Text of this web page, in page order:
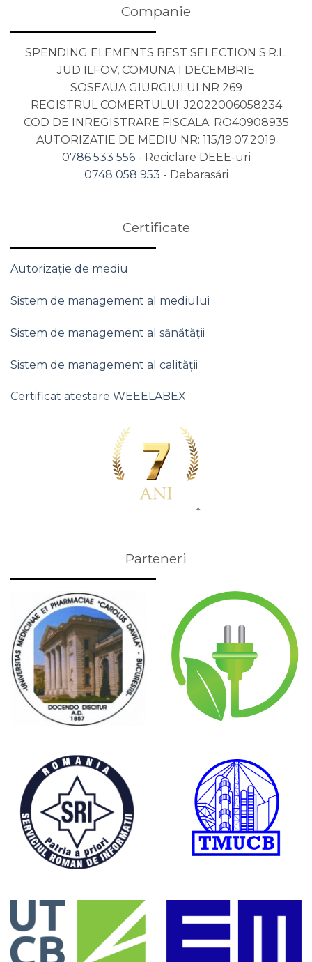
Companie
SPENDING ELEMENTS BEST SELECTION S.R.L.
JUD ILFOV, COMUNA 1 DECEMBRIE
SOSEAUA GIURGIULUI NR 269
REGISTRUL COMERTULUI: J2022006058234
COD DE INREGISTRARE FISCALA: RO40908935
AUTORIZATIE DE MEDIU NR: 115/19.07.2019
0786 533 556 - Reciclare DEEE-uri
0748 058 953 - Debarasări
Certificate
Autorizație de mediu
Sistem de management al mediului
Sistem de management al sănătății
Sistem de management al calității
Certificat atestare WEEELABEX
Parteneri